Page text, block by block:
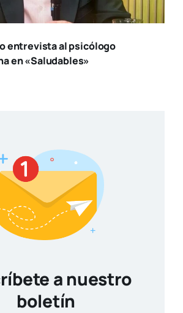
entrevista al psicólogo
en «Saludables»
a nuestro
boletín